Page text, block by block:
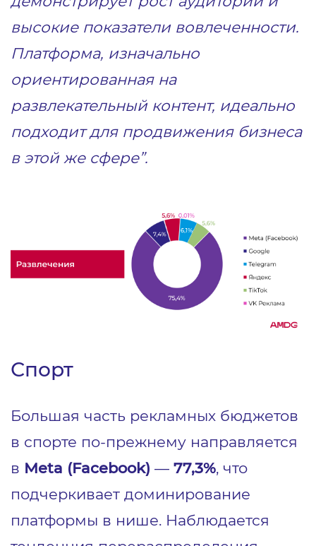
высокие показатели вовлеченности.
Платформа, изначально
ориентированная на
развлекательный контент, идеально
подходит для продвижения бизнеса
в этой же сфере”.
Спорт
Большая часть рекламных бюджетов
в спорте по-прежнему направляется
в Meta (Facebook) — 77,3%, что
подчеркивает доминирование
платформы в нише. Наблюдается